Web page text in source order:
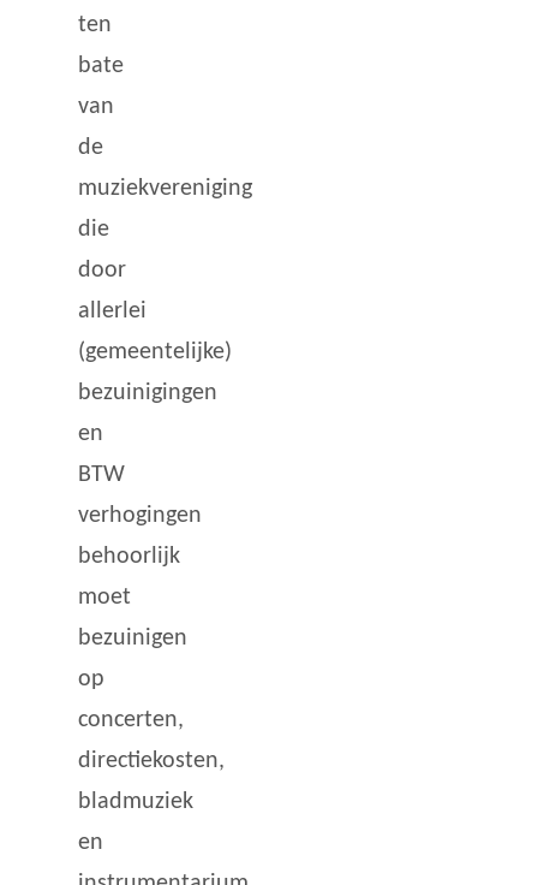
ten
bate
van
de
muziekvereniging
die
door
allerlei
(gemeentelijke)
bezuinigingen
en
BTW
verhogingen
behoorlijk
moet
bezuinigen
op
concerten,
directiekosten,
bladmuziek
en